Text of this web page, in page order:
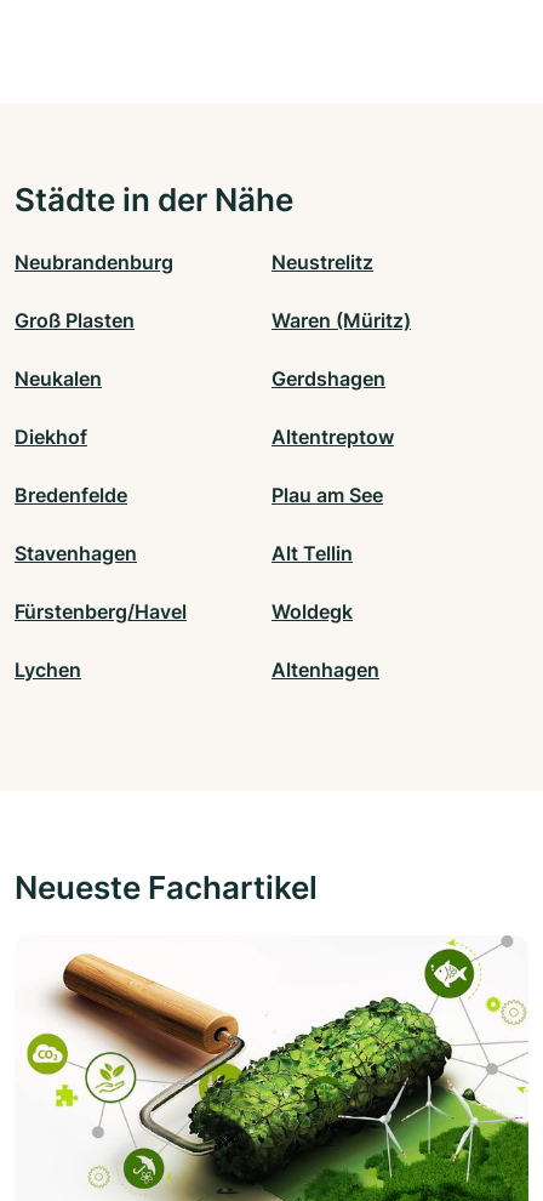
Städte in der Nähe
Neubrandenburg Neustrelitz
Groß Plasten Waren (Müritz)
Neukalen Gerdshagen
Diekhof Altentreptow
Bredenfelde Plau am See
Stavenhagen Alt Tellin
Fürstenberg/Havel Woldegk
Lychen Altenhagen
Neueste Fachartikel